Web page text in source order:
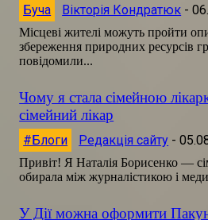
Буча Вікторія Кондратюк -
Місцеві жителі можуть пройти
збереження природних ресурсів
повідомили...
Чому я стала сімейною
сімейний лікар
#Блоги Редакція сайту -
Привіт! Я Наталія Борисенко —
обирала між журналістикою і
У Дії можна оформити